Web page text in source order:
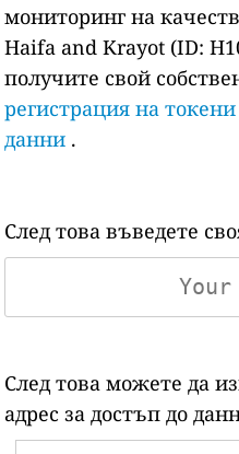
мониторинг на
Haifa and Krayot (ID:
получите свой
регистрация на
данни .
След това въведете
След това можете да
адрес за достъп до